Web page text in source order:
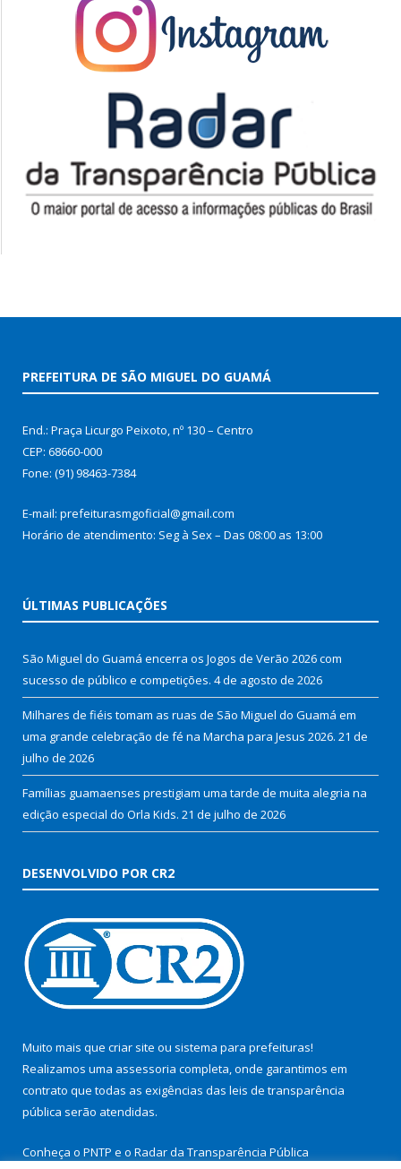
PREFEITURA DE SÃO MIGUEL DO GUAMÁ
End.: Praça Licurgo Peixoto, nº 130 – Centro
CEP: 68660-000
Fone: (91) 98463-7384
E-mail: prefeiturasmgoficial@gmail.com
Horário de atendimento: Seg à Sex – Das 08:00 as 13:00
ÚLTIMAS PUBLICAÇÕES
São Miguel do Guamá encerra os Jogos de Verão 2026 com
sucesso de público e competições. 4 de agosto de 2026
Milhares de fiéis tomam as ruas de São Miguel do Guamá em
uma grande celebração de fé na Marcha para Jesus 2026. 21 de
julho de 2026
Famílias guamaenses prestigiam uma tarde de muita alegria na
edição especial do Orla Kids. 21 de julho de 2026
DESENVOLVIDO POR CR2
Muito mais que criar site ou sistema para prefeituras!
Realizamos uma assessoria completa, onde garantimos em
contrato que todas as exigências das leis de transparência
pública serão atendidas.
Conheça o PNTP e o Radar da Transparência Pública